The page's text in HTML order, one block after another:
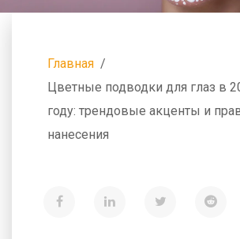
Главная
Цветные подводки для глаз в
году: трендовые акценты и
нанесения